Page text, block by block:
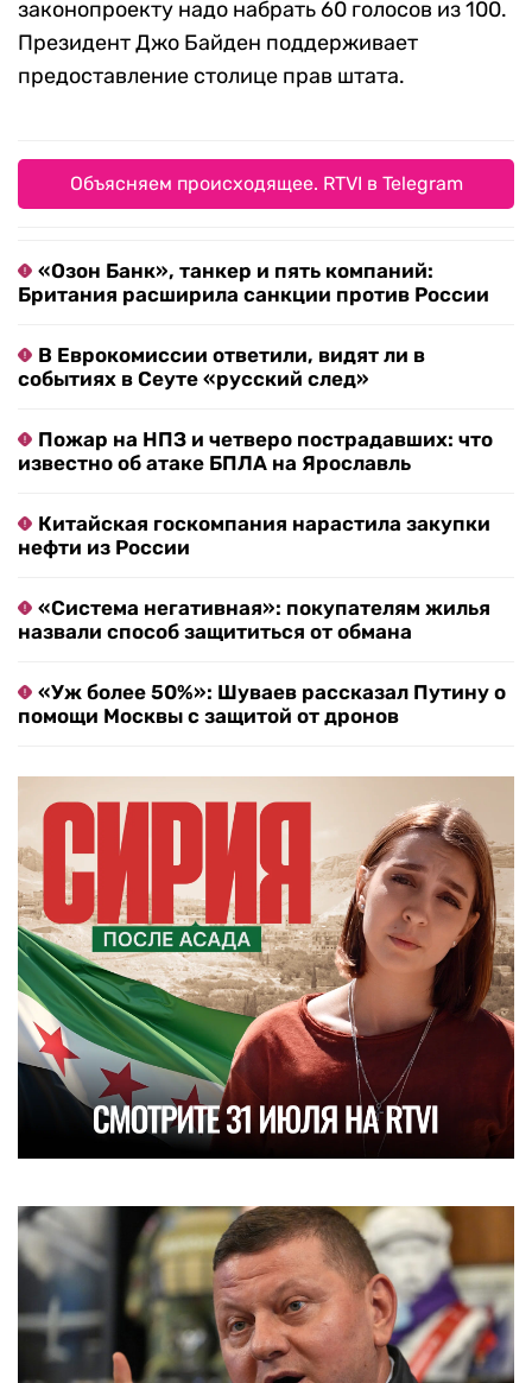
законопроекту надо набрать 60 голосов из 100.
Президент Джо Байден поддерживает
предоставление столице прав штата.
Объясняем происходящее. RTVI в Telegram
«Озон Банк», танкер и пять компаний:
Британия расширила санкции против России
В Еврокомиссии ответили, видят ли в
событиях в Сеуте «русский след»
Пожар на НПЗ и четверо пострадавших: что
известно об атаке БПЛА на Ярославль
Китайская госкомпания нарастила закупки
нефти из России
«Система негативная»: покупателям жилья
назвали способ защититься от обмана
«Уж более 50%»: Шуваев рассказал Путину о
помощи Москвы с защитой от дронов